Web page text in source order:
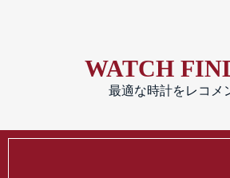
WATCH
最適な時計をレコメ